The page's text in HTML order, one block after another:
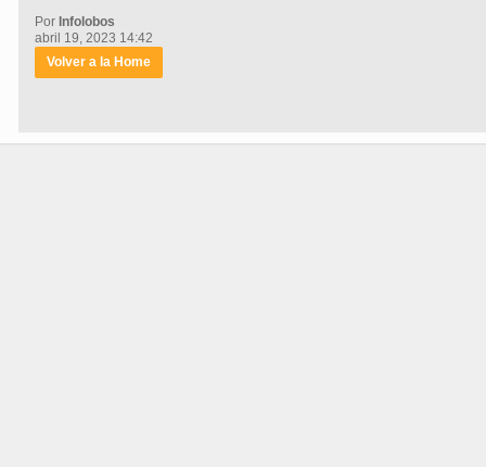
Por Infolobos
abril 19, 2023 14:42
Volver a la Home